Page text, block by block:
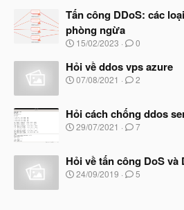
đ
ầ
u
à
b
ắ
đ
ầ
Tấn công DDoS: các
phòng ngừa
N
à
y
b
t
đ
ầ
15/02/2023 0
Hỏi về ddos vps azure
N
y
b
ắ
đ
ầ
u
07/08/2021 2
Hỏi cách chống ddos
N
y
b
ắ
29/07/2021 7
Hỏi về tấn công DoS và
N
24/09/2019 5